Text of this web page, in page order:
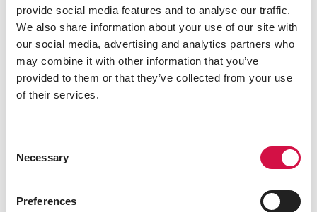
provide social media features and to analyse our traffic.
We also share information about your use of our site with
our social media, advertising and analytics partners who
may combine it with other information that you’ve
provided to them or that they’ve collected from your use
of their services.
Selection
Necessary
Preferences
RASSETAUBEN
Wie wählen Sie das beste Futter für